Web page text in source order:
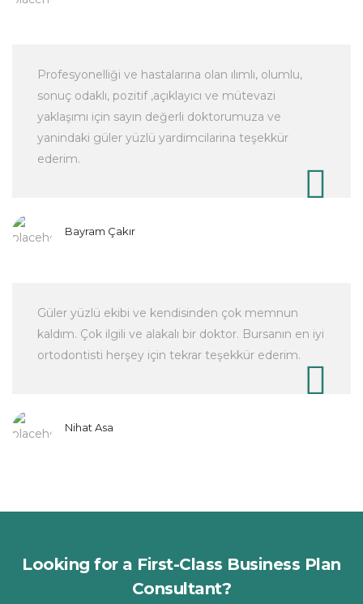
Profesyonelliği ve hastalarına olan ılımlı, olumlu,
sonuç odaklı, pozitif ,açıklayıcı ve mütevazi
yaklaşımı için sayın değerli doktorumuza ve
yanindaki güler yüzlü yardimcilarina teşekkür
ederim.
Bayram Çakır
Güler yüzlü ekibi ve kendisinden çok memnun
kaldım. Çok ilgili ve alakalı bir doktor. Bursanın en iyi
ortodontisti herşey için tekrar teşekkür ederim.
Nihat Asa
Looking for a First-Class Business Plan
Consultant?